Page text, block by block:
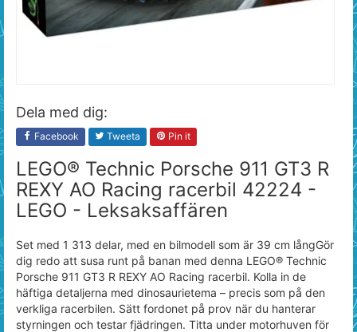
Dela med dig:
Facebook Tweeta Pin it
LEGO® Technic Porsche 911 GT3 R
REXY AO Racing racerbil 42224 -
LEGO - Leksaksaffären
Set med 1 313 delar, med en bilmodell som är 39 cm långGör
dig redo att susa runt på banan med denna LEGO® Technic
Porsche 911 GT3 R REXY AO Racing racerbil. Kolla in de
häftiga detaljerna med dinosaurietema – precis som på den
verkliga racerbilen. Sätt fordonet på prov när du hanterar
styrningen och testar fjädringen. Titta under motorhuven för